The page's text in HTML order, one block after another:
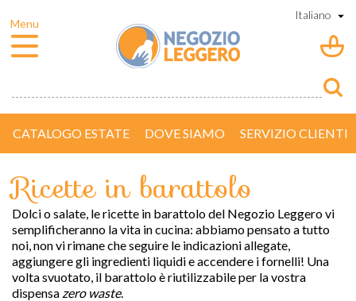
CATALOGO ESTATE DOVE SIAMO SERVIZIO CLIENTI
Ricette in barattolo
Dolci o salate, le ricette in barattolo del Negozio Leggero vi
semplificheranno la vita in cucina: abbiamo pensato a tutto
noi, non vi rimane che seguire le indicazioni allegate,
aggiungere gli ingredienti liquidi e accendere i fornelli! Una
volta svuotato, il barattolo è riutilizzabile per la vostra
dispensa zero waste.